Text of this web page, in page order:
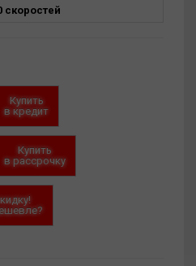
скоростей
Купить
в кредит
Купить
в рассрочку